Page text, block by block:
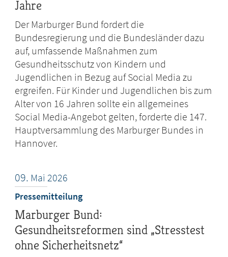
Jahre
Der Marburger Bund fordert die
Bundesregierung und die Bundesländer dazu
auf, umfassende Maßnahmen zum
Gesundheitsschutz von Kindern und
Jugendlichen in Bezug auf Social Media zu
ergreifen. Für Kinder und Jugendlichen bis zum
Alter von 16 Jahren sollte ein allgemeines
Social Media-Angebot gelten, forderte die 147.
Hauptversammlung des Marburger Bundes in
Hannover.
09. Mai 2026
Pressemitteilung
Marburger Bund:
Gesundheitsreformen sind „Stresstest
ohne Sicherheitsnetz“